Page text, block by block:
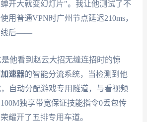
开大就变幻灯片"。我让他测试了不
用普通VPN时广州节点延迟210ms，
线后——
是他看到赵云大招无缝连招时的惊
速器的智能分流系统，当检测到他
自动分配游戏专用隧道，与看视频
独享带宽保证技能指令0丢包传
耀开了五排专用车道。